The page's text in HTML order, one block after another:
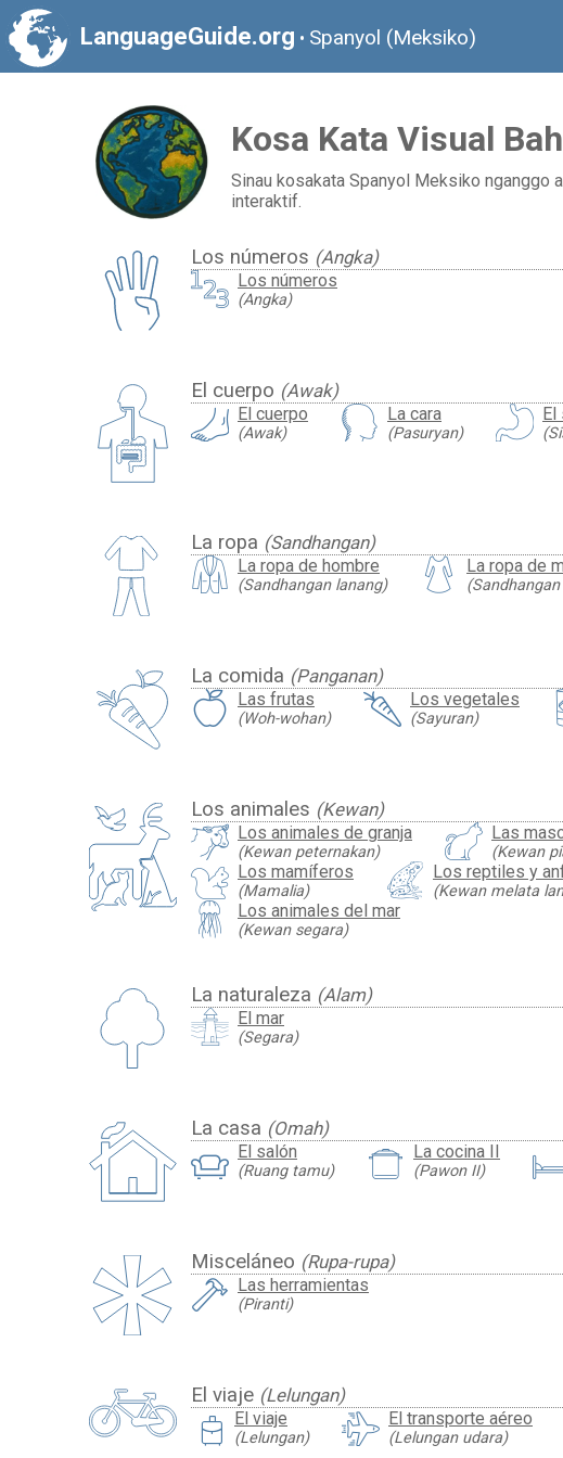
LanguageGuide.org • Spanyol (Meksiko)
Kosa Kata Visual
Sinau kosakata Spanyol Meksiko nganggo
interaktif.
Los números (Angka)
Los números
(Angka)
El cuerpo (Awak)
El cuerpo
(Awak)
La cara
(Pasuryan)
El
La ropa (Sandhangan)
La ropa de hombre
(Sandhangan lanang)
La ropa de
La comida (Panganan)
Las frutas
(Woh-wohan)
Los vegetales
(Sayuran)
Los animales (Kewan)
Los animales de granja
(Kewan peternakan)
Las
(Kewan
Los mamíferos
(Mamalia)
Los reptiles y
(Kewan melata
Los animales del mar
(Kewan segara)
La naturaleza (Alam)
El mar
(Segara)
La casa (Omah)
El salón
(Ruang tamu)
La cocina II
(Pawon II)
Misceláneo (Rupa-rupa)
Las herramientas
(Piranti)
El viaje (Lelungan)
travel_luggage_and_bags El viaje
(Lelungan)
El transporte aéreo
(Lelungan udara)